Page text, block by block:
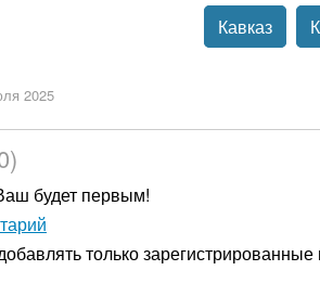
Кавказ
2025
будет первым!
толькозарегистрированные